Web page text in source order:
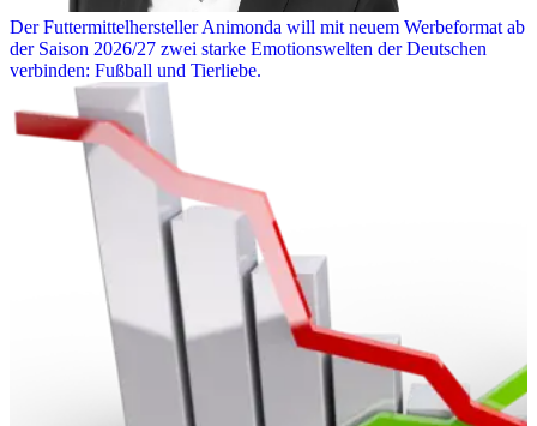
Der Futtermittelhersteller Animonda will mit neuem Werbeformat ab
der Saison 2026/27 zwei starke Emotionswelten der Deutschen
verbinden: Fußball und Tierliebe.